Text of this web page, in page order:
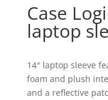
Case
laptop
14″ laptop sleeve
foam and plush
and a reflective